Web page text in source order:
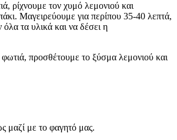
ρίχνουμε τον χυμό λεμονιού και
Μαγειρεύουμε για περίπου 35-40 λεπτά,
τα υλικά και να δέσει η
προσθέτουμε το ξύσμα λεμονιού και
μαζί με το φαγητό μας.